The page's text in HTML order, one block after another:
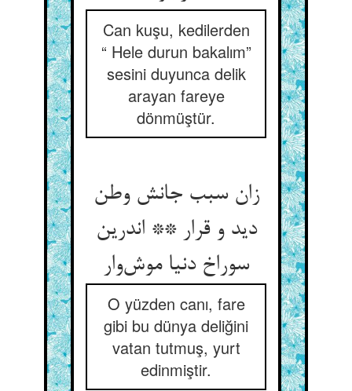
Can kuşu, kedilerden
“ Hele durun bakalım”
sesini duyunca delik
arayan fareye
dönmüştür.
زان سبب جانش وطن
دید و قرار ** اندرین
سوراخ دنیا موش‌وار
O yüzden canı, fare
gibi bu dünya deliğini
vatan tutmuş, yurt
edinmiştir.